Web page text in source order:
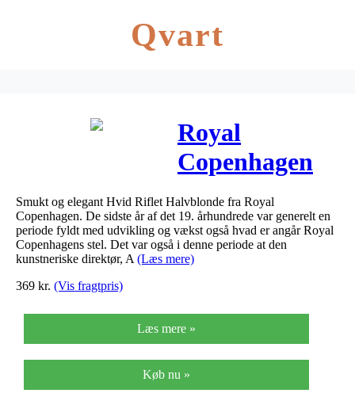
Qvart
Royal
Copenhagen
Hvid Riflet
Halvblonde
Fad
cm
Smukt og elegant Hvid Riflet Halvblonde fra Royal
Copenhagen. De sidste år af det 19. århundrede var generelt en
periode fyldt med udvikling og vækst også hvad er angår Royal
Copenhagens stel. Det var også i denne periode at den
kunstneriske direktør, A (Læs mere)
369 kr. (Vis fragtpris)
Læs mere »
Køb nu »